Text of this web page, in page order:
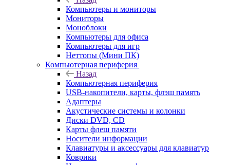
Компьютеры и мониторы
Мониторы
Моноблоки
Компьютеры для офиса
Компьютеры для игр
Неттопы (Мини ПК)
Компьютерная периферия
Назад
Компьютерная периферия
USB-накопители, карты, флэш память
Адаптеры
Акустические системы и колонки
Диски DVD, CD
Карты флеш памяти
Носители информации
Клавиатуры и аксессуары для клавиатур
Коврики